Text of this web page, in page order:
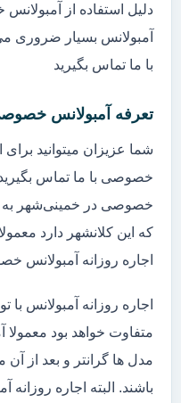
دلیل استفاده از
آمبولانس بسیار ضروری
با ما تماس بگیرید
تعرفه آمبولانس
شما عزیزان میتوانید برای
خصوصی با ما تماس
خصوصی در خمینی‌شهر به
که این کلانشهر دارد
اجاره روزانه آمبولانس
اجاره روزانه آمبولانس با
باشند. البته اجاره